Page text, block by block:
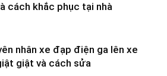
cách khắc phục tại nhà
nhân xe đạp điện ga lên xe
giật và cách sửa